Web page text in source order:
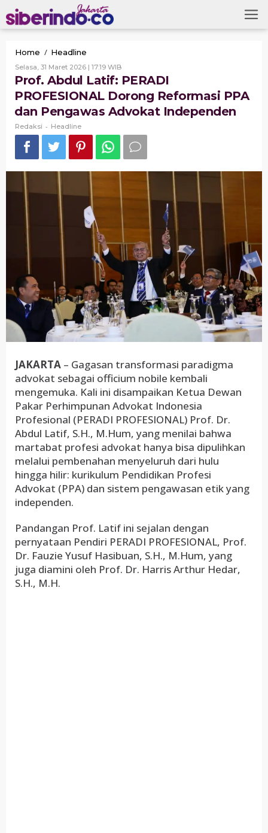
to
content
Home / Headline
Abdul
Latif:
PERADI
PROFESIONAL
Dorong
Reformasi
dan
Pengawas
Advokat
Independen
Selasa, 31 Maret 2026 | 17:19 WIBOleh
Redaksi
Prof. Abdul Latif: PERADI
PROFESIONAL Dorong Reformasi PPA
dan Pengawas Advokat Independen
Redaksi - Headline
JAKARTA – Gagasan transformasi paradigma
advokat sebagai officium nobile kembali
mengemuka. Kali ini disampaikan Ketua Dewan
Pakar Perhimpunan Advokat Indonesia
Profesional (PERADI PROFESIONAL) Prof. Dr.
Abdul Latif, S.H., M.Hum, yang menilai bahwa
martabat profesi advokat hanya bisa dipulihkan
melalui pembenahan menyeluruh dari hulu
hingga hilir: kurikulum Pendidikan Profesi
Advokat (PPA) dan sistem pengawasan etik yang
independen.
Pandangan Prof. Latif ini sejalan dengan
pernyataan Pendiri PERADI PROFESIONAL, Prof.
Dr. Fauzie Yusuf Hasibuan, S.H., M.Hum, yang
juga diamini oleh Prof. Dr. Harris Arthur Hedar,
S.H., M.H.